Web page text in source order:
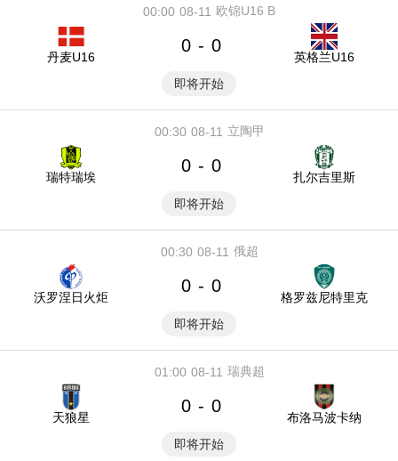
08-11
00:00 欧锦U16 B
丹麦U16
0 - 0
英格兰U16
即将开始
08-11
00:30 立陶甲
瑞特瑞埃
0 - 0
扎尔吉里斯
即将开始
08-11
00:30 俄超
沃罗涅日火炬
0 - 0
格罗兹尼特里克
即将开始
08-11
01:00 瑞典超
天狼星
0 - 0
布洛马波卡纳
即将开始